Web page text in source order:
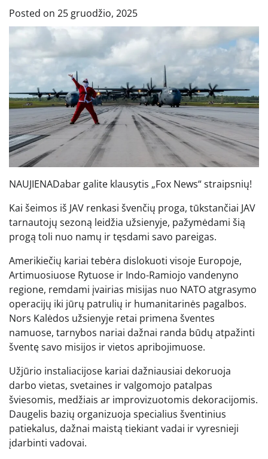
Posted on 25 gruodžio, 2025
NAUJIENADabar galite klausytis „Fox News“ straipsnių!
Kai šeimos iš JAV renkasi švenčių proga, tūkstančiai JAV
tarnautojų sezoną leidžia užsienyje, pažymėdami šią
progą toli nuo namų ir tęsdami savo pareigas.
Amerikiečių kariai tebėra dislokuoti visoje Europoje,
Artimuosiuose Rytuose ir Indo-Ramiojo vandenyno
regione, remdami įvairias misijas nuo NATO atgrasymo
operacijų iki jūrų patrulių ir humanitarinės pagalbos.
Nors Kalėdos užsienyje retai primena šventes
namuose, tarnybos nariai dažnai randa būdų atpažinti
šventę savo misijos ir vietos apribojimuose.
Užjūrio instaliacijose kariai dažniausiai dekoruoja
darbo vietas, svetaines ir valgomojo patalpas
šviesomis, medžiais ar improvizuotomis dekoracijomis.
Daugelis bazių organizuoja specialius šventinius
patiekalus, dažnai maistą tiekiant vadai ir vyresnieji
įdarbinti vadovai.